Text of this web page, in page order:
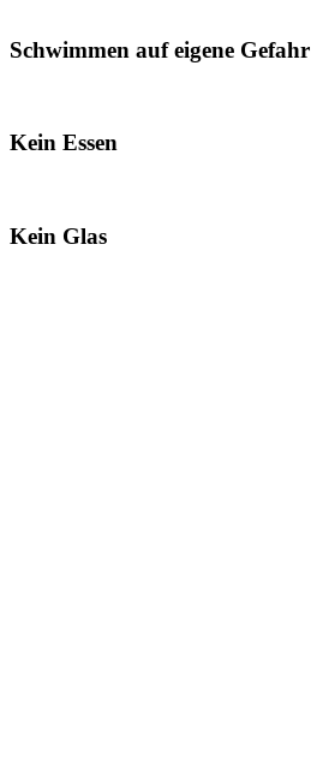
Schwimmen auf eigene Gefahr
Kein Essen
Kein Glas